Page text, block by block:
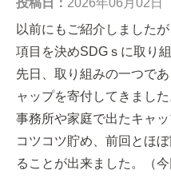
投稿日： 2026年06月02日
以前にもご紹介しました
項目を決めSDGｓに取り
先日、取り組みの一つで
ャップを寄付してきました
事務所や家庭で出たキャ
コツコツ貯め、前回とほ
ることが出来ました。（